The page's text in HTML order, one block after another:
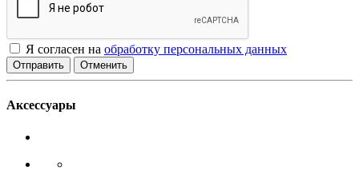
Я согласен на обработку персональных данных
Отменить
Аксессуары